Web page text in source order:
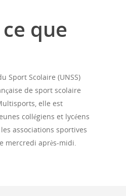
que
Sport Scolaire (UNSS)
de sport scolaire
elle est
collégiens et lycéens
associations sportives
mercredi après-midi.